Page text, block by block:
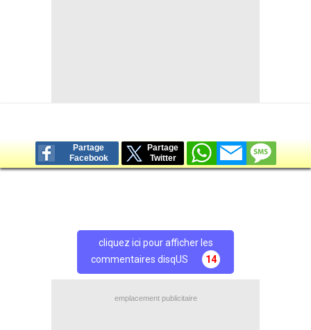
Partage
Facebook
Partage
Twitter
cliquez ici pour afficher les
commentaires disqUS
14
emplacement publicitaire